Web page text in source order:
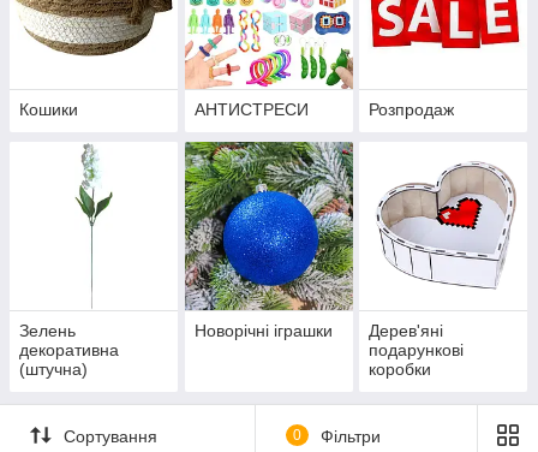
Кошики АНТИСТРЕСИ Розпродаж
Зелень
декоративна
(штучна)
Новорічні іграшки
Дерев'яні
подарункові
коробки
Сортування 0 Фільтри